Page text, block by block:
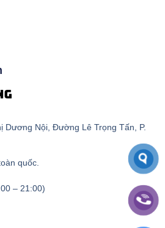
Dương Nội, Đường Lê Trọng Tấn, P.
quốc.
– 21:00)